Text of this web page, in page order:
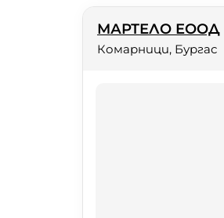
МАРТЕЛО ЕООД
Комарници, Бургас